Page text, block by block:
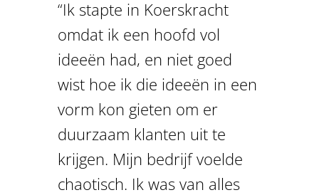
“Ik stapte in Koerskracht
omdat ik een hoofd vol
ideeën had, en niet goed
wist hoe ik die ideeën in een
vorm kon gieten om er
duurzaam klanten uit te
krijgen. Mijn bedrijf voelde
chaotisch. Ik was van alles